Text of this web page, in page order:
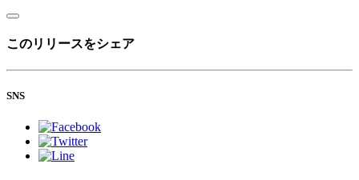
このリリースをシェア
SNS